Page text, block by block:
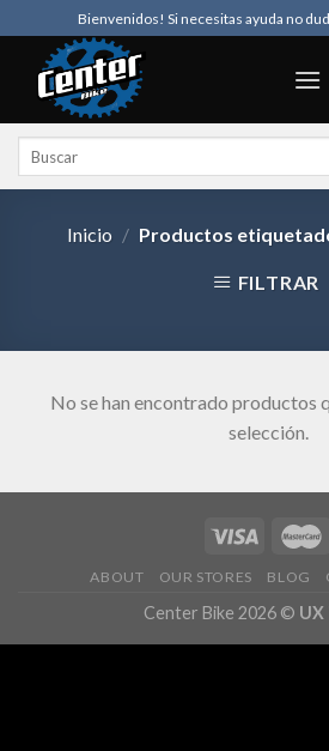
to
content
Bienvenidos! Si necesitas ayuda no
Inicio / Productos
FILTRAR
No se han encontrado productos
selección.
ABOUT OUR STORES BLOG
Center Bike 2026 © UX